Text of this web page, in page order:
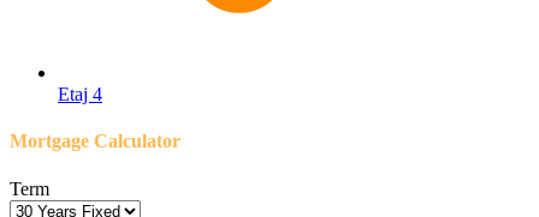
Etaj 4
Mortgage Calculator
Term